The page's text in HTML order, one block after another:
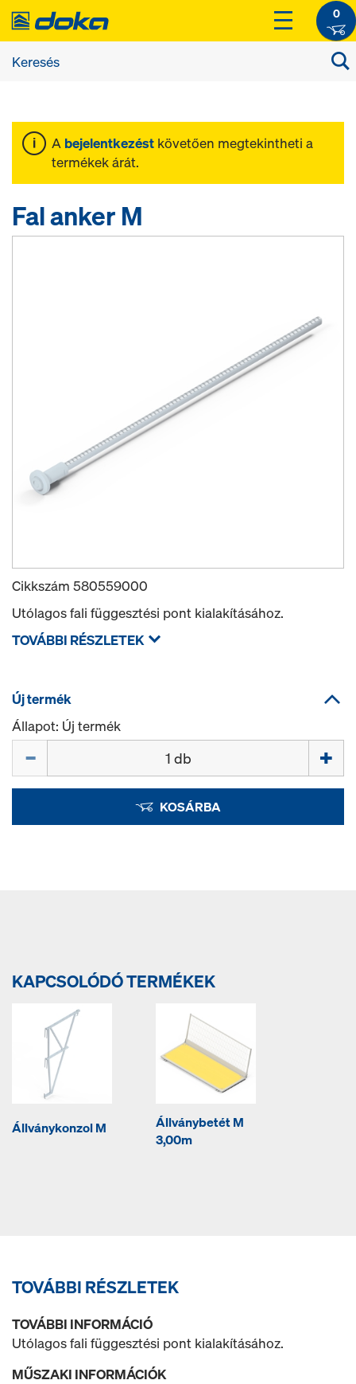
0
A bejelentkezést követően megtekintheti a
termékek árát.
Fal anker M
Cikkszám 580559000
Utólagos fali függesztési pont kialakításához.
TOVÁBBI RÉSZLETEK
Új termék
Állapot: Új termék
KOSÁRBA
KAPCSOLÓDÓ TERMÉKEK
Állványkonzol M
Állványbetét M
3,00m
TOVÁBBI RÉSZLETEK
TOVÁBBI INFORMÁCIÓ
Utólagos fali függesztési pont kialakításához.
MŰSZAKI INFORMÁCIÓK